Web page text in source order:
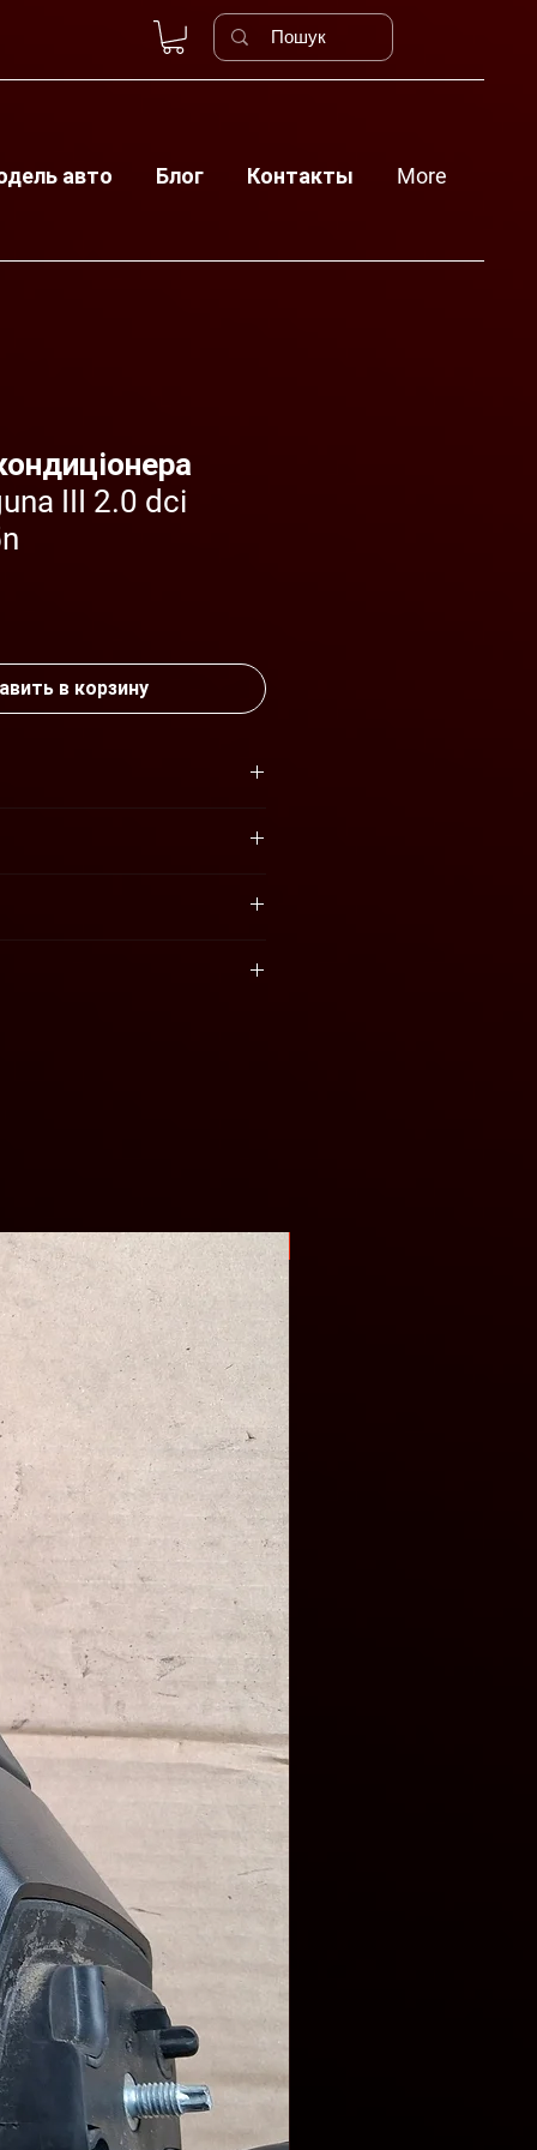
авто Блог Контакты More
III 2.0 dci
в корзину